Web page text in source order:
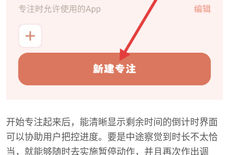
开始专注起来后，能清晰显示剩余时间的倒计时界面
可以协助用户把控进度。要是中途察觉到时长不太恰
当，就能够随时去实施暂停动作，并且再次作出调